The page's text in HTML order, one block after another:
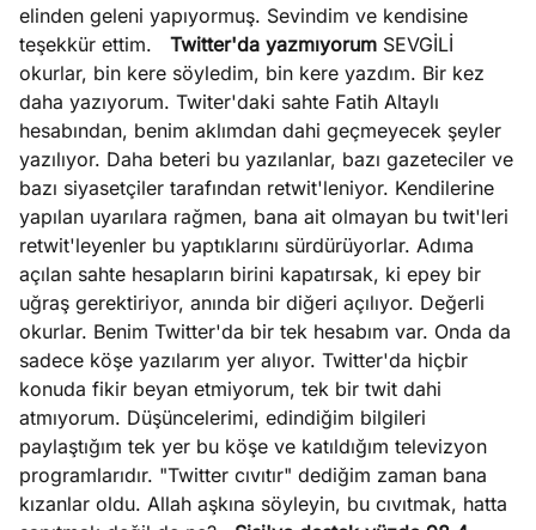
elinden geleni yapıyormuş. Sevindim ve kendisine
teşekkür ettim. Twitter'da yazmıyorum SEVGİLİ
okurlar, bin kere söyledim, bin kere yazdım. Bir kez
daha yazıyorum. Twiter'daki sahte Fatih Altaylı
hesabından, benim aklımdan dahi geçmeyecek şeyler
yazılıyor. Daha beteri bu yazılanlar, bazı gazeteciler ve
bazı siyasetçiler tarafından retwit'leniyor. Kendilerine
yapılan uyarılara rağmen, bana ait olmayan bu twit'leri
retwit'leyenler bu yaptıklarını sürdürüyorlar. Adıma
açılan sahte hesapların birini kapatırsak, ki epey bir
uğraş gerektiriyor, anında bir diğeri açılıyor. Değerli
okurlar. Benim Twitter'da bir tek hesabım var. Onda da
sadece köşe yazılarım yer alıyor. Twitter'da hiçbir
konuda fikir beyan etmiyorum, tek bir twit dahi
atmıyorum. Düşüncelerimi, edindiğim bilgileri
paylaştığım tek yer bu köşe ve katıldığım televizyon
programlarıdır. "Twitter cıvıtır" dediğim zaman bana
kızanlar oldu. Allah aşkına söyleyin, bu cıvıtmak, hatta